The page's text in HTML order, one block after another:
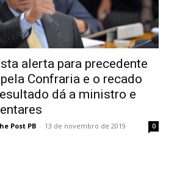
alerta para precedente
Confraria e o recado
dá a ministro e
Post PB - 13 de novembro de 2019 0